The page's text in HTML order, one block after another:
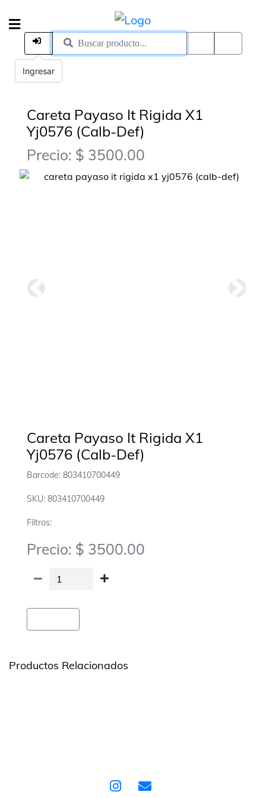
Careta Payaso It Rigida X1
Yj0576 (Calb-Def)
Precio: $ 3500.00
Careta Payaso It Rigida X1
Yj0576 (Calb-Def)
Barcode: 803410700449
SKU: 803410700449
Filtros:
Precio: $ 3500.00
Productos Relacionados
Ingresar